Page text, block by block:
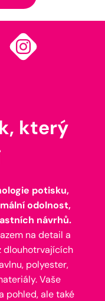
který
potisku,
odolnost,
návrhů.
na detail a
dlouhotrvajících
polyester,
Vaše
pohled, ale také